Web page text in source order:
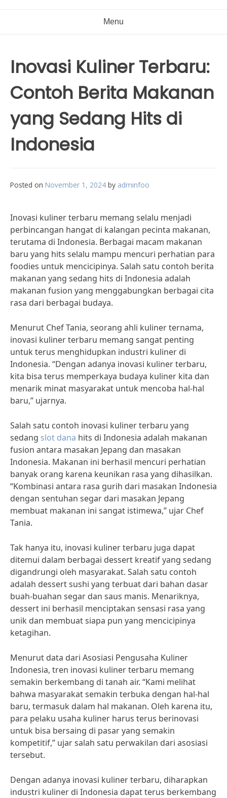
Menu
Inovasi Kuliner Terbaru:
Contoh Berita Makanan
yang Sedang Hits di
Indonesia
Posted on November 1, 2024 by adminfoo
Inovasi kuliner terbaru memang selalu menjadi
perbincangan hangat di kalangan pecinta makanan,
terutama di Indonesia. Berbagai macam makanan
baru yang hits selalu mampu mencuri perhatian para
foodies untuk mencicipinya. Salah satu contoh berita
makanan yang sedang hits di Indonesia adalah
makanan fusion yang menggabungkan berbagai cita
rasa dari berbagai budaya.
Menurut Chef Tania, seorang ahli kuliner ternama,
inovasi kuliner terbaru memang sangat penting
untuk terus menghidupkan industri kuliner di
Indonesia. “Dengan adanya inovasi kuliner terbaru,
kita bisa terus memperkaya budaya kuliner kita dan
menarik minat masyarakat untuk mencoba hal-hal
baru,” ujarnya.
Salah satu contoh inovasi kuliner terbaru yang
sedang slot dana hits di Indonesia adalah makanan
fusion antara masakan Jepang dan masakan
Indonesia. Makanan ini berhasil mencuri perhatian
banyak orang karena keunikan rasa yang dihasilkan.
“Kombinasi antara rasa gurih dari masakan Indonesia
dengan sentuhan segar dari masakan Jepang
membuat makanan ini sangat istimewa,” ujar Chef
Tania.
Tak hanya itu, inovasi kuliner terbaru juga dapat
ditemui dalam berbagai dessert kreatif yang sedang
digandrungi oleh masyarakat. Salah satu contoh
adalah dessert sushi yang terbuat dari bahan dasar
buah-buahan segar dan saus manis. Menariknya,
dessert ini berhasil menciptakan sensasi rasa yang
unik dan membuat siapa pun yang mencicipinya
ketagihan.
Menurut data dari Asosiasi Pengusaha Kuliner
Indonesia, tren inovasi kuliner terbaru memang
semakin berkembang di tanah air. “Kami melihat
bahwa masyarakat semakin terbuka dengan hal-hal
baru, termasuk dalam hal makanan. Oleh karena itu,
para pelaku usaha kuliner harus terus berinovasi
untuk bisa bersaing di pasar yang semakin
kompetitif,” ujar salah satu perwakilan dari asosiasi
tersebut.
Dengan adanya inovasi kuliner terbaru, diharapkan
industri kuliner di Indonesia dapat terus berkembang